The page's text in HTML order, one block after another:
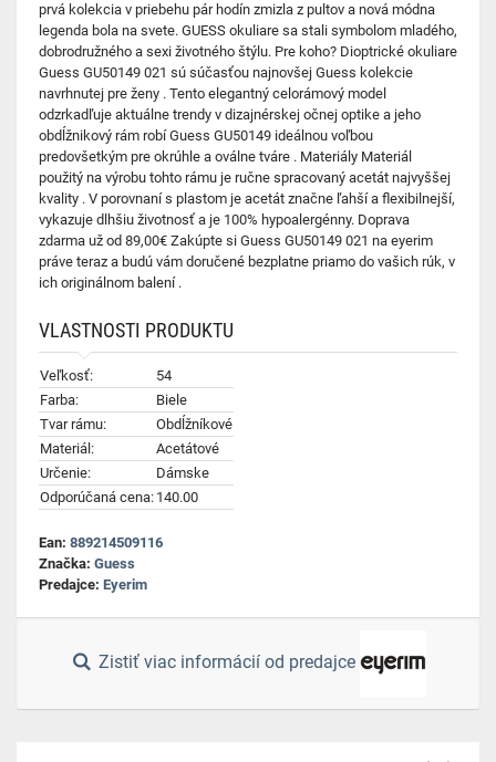
prvá kolekcia v priebehu pár hodín zmizla z pultov a nová módna
legenda bola na svete. GUESS okuliare sa stali symbolom mladého,
dobrodružného a sexi životného štýlu. Pre koho? Dioptrické okuliare
Guess GU50149 021 sú súčasťou najnovšej Guess kolekcie
navrhnutej pre ženy . Tento elegantný celorámový model
odzrkadľuje aktuálne trendy v dizajnérskej očnej optike a jeho
obdĺžnikový rám robí Guess GU50149 ideálnou voľbou
predovšetkým pre okrúhle a oválne tváre . Materiály Materiál
použitý na výrobu tohto rámu je ručne spracovaný acetát najvyššej
kvality . V porovnaní s plastom je acetát značne ľahší a flexibilnejší,
vykazuje dlhšiu životnosť a je 100% hypoalergénny. Doprava
zdarma už od 89,00€ Zakúpte si Guess GU50149 021 na eyerim
práve teraz a budú vám doručené bezplatne priamo do vašich rúk, v
ich originálnom balení .
VLASTNOSTI PRODUKTU
Veľkosť:
54
Farba:
Biele
Tvar rámu:
Obdĺžníkové
Materiál:
Acetátové
Určenie:
Dámske
Odporúčaná cena: 140.00
Ean: 889214509116
Značka: Guess
Predajce: Eyerim
Zistiť viac informácií od predajce